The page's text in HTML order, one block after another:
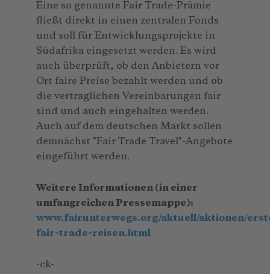
Eine so genannte Fair Trade-Prämie
fließt direkt in einen zentralen Fonds
und soll für Entwicklungsprojekte in
Südafrika einge­setzt werden. Es wird
auch überprüft, ob den Anbietern vor
Ort faire Preise bezahlt werden und ob
die vertraglichen Vereinbarungen fair
sind und auch eingehalten werden.
Auch auf dem deutschen Markt sollen
demnächst "Fair Trade Travel"-Angebote
eingeführt werden.
Weitere Informationen (in einer
umfangreichen Pressemappe):
www.fairunterwegs.org/aktuell/aktionen/
fair-trade-reisen.html
-ck-